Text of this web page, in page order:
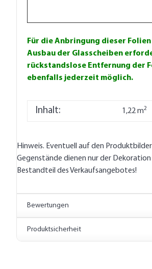
Für die Anbringung dieser
Ausbau der Glasscheiben
rückstandslose Entfernung der
ebenfalls jederzeit möglich.
Inhalt: 1,22 m2
Hinweis. Eventuell auf den
Gegenstände dienen nur der Dekoration
Bestandteil des Verkaufsangebotes!
Bewertungen
Produktsicherheit